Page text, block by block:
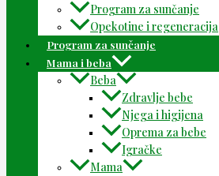
Program za sunčanje
Opekotine i regeneracija
Program za sunčanje
Mama i beba
Beba
Zdravlje bebe
Njega i higijena
Oprema za bebe
Igračke
Mama